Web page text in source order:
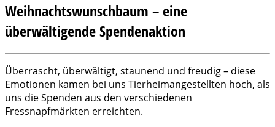
Weihnachtswunschbaum – eine
überwältigende Spendenaktion
Überrascht, überwältigt, staunend und freudig – diese
Emotionen kamen bei uns Tierheimangestellten hoch, als
uns die Spenden aus den verschiedenen
Fressnapfmärkten erreichten.